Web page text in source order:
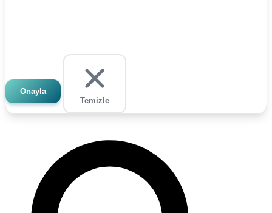
Onayla
Temizle